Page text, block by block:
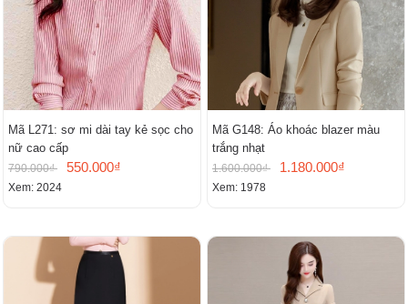
Mã L271: sơ mi dài tay kẻ sọc cho
nữ cao cấp
790.000₫ 550.000₫
Xem: 2024
Mã G148: Áo khoác blazer màu
trắng nhạt
1.600.000₫ 1.180.000₫
Xem: 1978